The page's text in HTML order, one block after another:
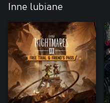
Inne lubiane